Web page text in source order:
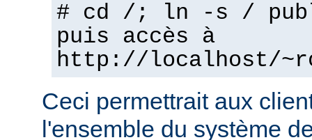
# cd /; ln -s /
puis accès à
http://localhost/
Ceci permettrait aux
l'ensemble du système